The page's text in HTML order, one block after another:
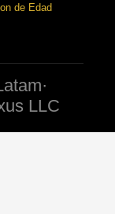
de Edad
·
LLC